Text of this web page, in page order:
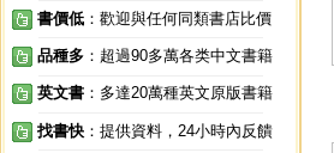
書價低 ：歡迎與任何同類書店比價
品種多 ：超過90多萬各类中文書籍
英文書 ：多達20萬種英文原版書籍
找書快 ：提供資料，24小時內反饋